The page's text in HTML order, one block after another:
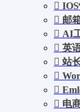
邮
AI
英
站
电